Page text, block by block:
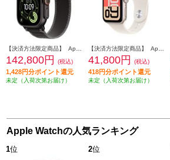
142,800円 (税込)
1,428円分ポイント還元
未定（入荷次第お届け）
41,800円 (税込)
418円分ポイント還元
未定（入荷次第お届け）
Apple Watchの人気ランキング
1位 2位